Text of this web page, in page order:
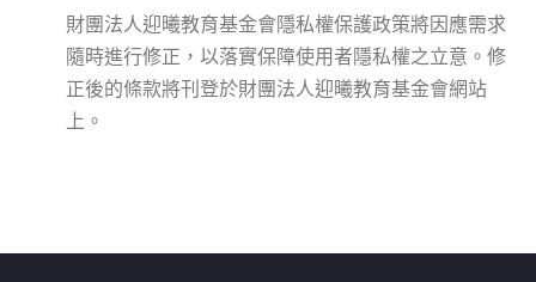
財團法人迎曦教育基金會隱私權保護政策將因應需求
隨時進行修正，以落實保障使用者隱私權之立意。修
正後的條款將刊登於財團法人迎曦教育基金會網站
上。